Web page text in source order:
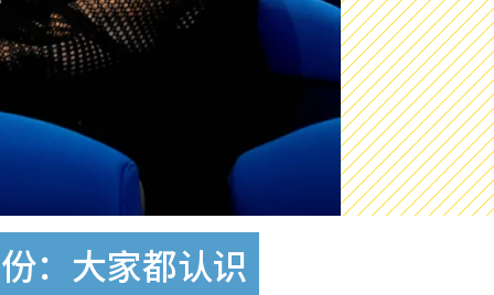
：大家都认识